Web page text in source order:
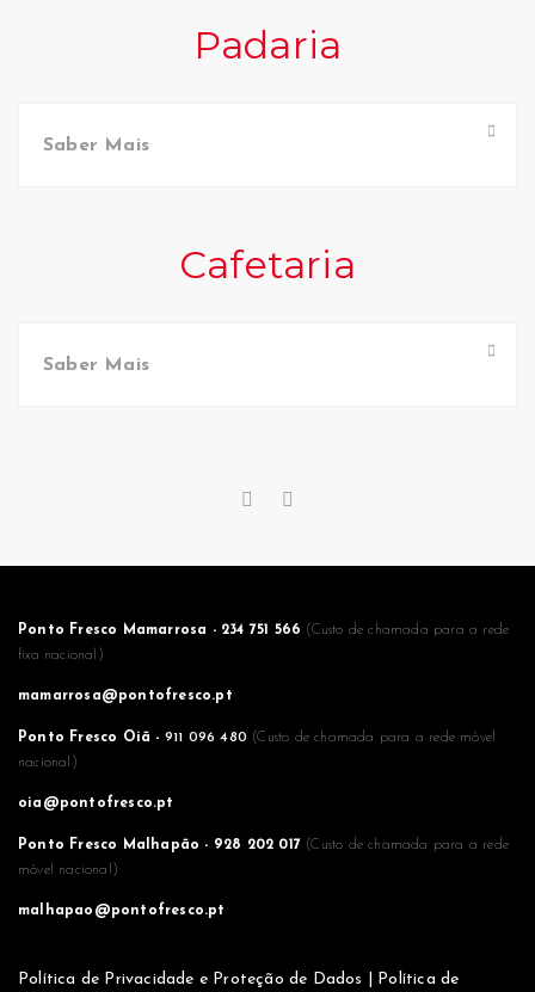
Padaria
Saber Mais
Cafetaria
Saber Mais
Ponto Fresco Mamarrosa - 234 751 566 (Custo de chamada para a rede
fixa nacional)
mamarrosa@pontofresco.pt
Ponto Fresco Oiã - 911 096 480 (Custo de chamada para a rede móvel
nacional)
oia@pontofresco.pt
Ponto Fresco Malhapão - 928 202 017 (Custo de chamada para a rede
móvel nacional)
malhapao@pontofresco.pt
Política de Privacidade e Proteção de Dados Política de